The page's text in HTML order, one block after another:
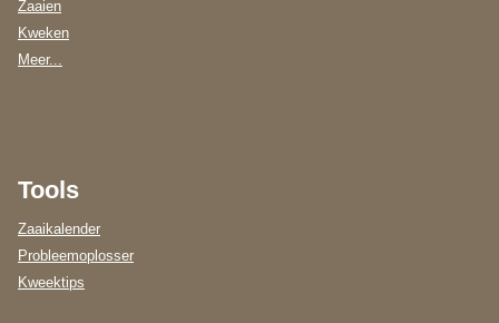
Zaaien
Kweken
Meer...
Tools
Zaaikalender
Probleemoplosser
Kweektips